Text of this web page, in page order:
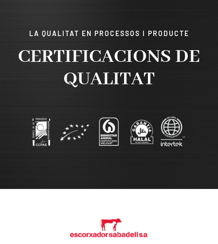
LA QUALITAT EN PROCESSOS I PRODUCTE
CERTIFICACIONS DE
QUALITAT